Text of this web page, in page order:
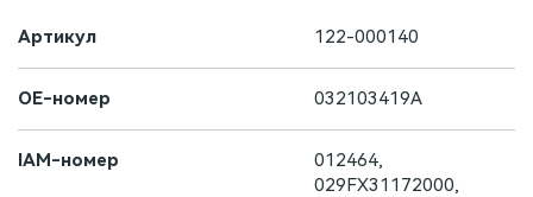
Артикул 122-000140
OE-номер 032103419A
IAM-номер
012464,
029FX31172000,